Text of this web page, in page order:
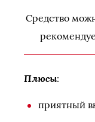
Средство
Плюсы:
приятный